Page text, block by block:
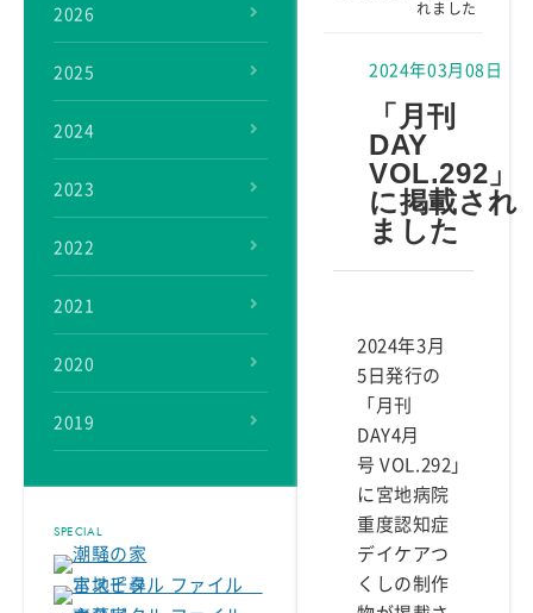
れました
2024年03月08日
「月刊
DAY
VOL.292」
に掲載され
ました
2024年3月
5日発行の
「月刊
DAY4月
号 VOL.292」
に宮地病院
重度認知症
デイケアつ
くしの制作
2026
2025
2024
2023
2022
2021
2020
2019
SPECIAL